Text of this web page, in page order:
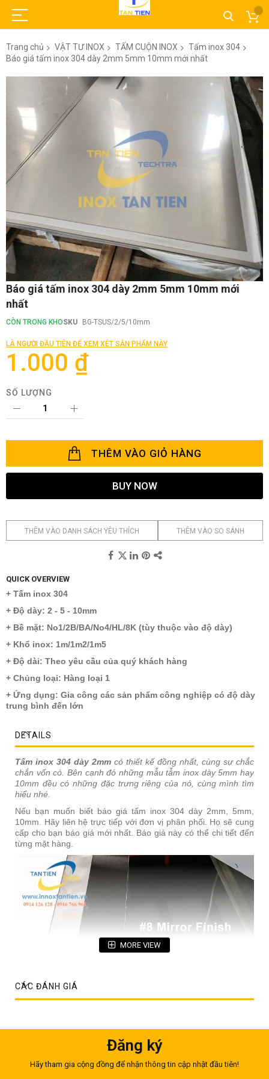
Trang chủ VẬT TƯ INOX TẤM CUỘN INOX
Tấm inox 304
Báo giá tấm inox 304 dày 2mm 5mm 10mm mới nhất
đầu
Chuyển
phần
đầu
của
thư
viện
hình
Báo giá tấm inox 304 dày 2mm 5mm 10mm mới
nhất
CÒN TRONG KHOSKU BG-TSUS/2/5/10mm
LÀ NGƯỜI ĐẦU TIÊN ĐỂ XEM XÉT SẢN PHẨM NÀY
1.000 ₫
SỐ LƯỢNG
THÊM VÀO GIỎ HÀNG
BUY NOW
THÊM VÀO DANH SÁCH YÊU THÍCH THÊM VÀO SO SÁNH
QUICK OVERVIEW
+ Tấm inox 304
+ Độ dày: 2 - 5 - 10mm
+ Bề mặt: No1/2B/BA/No4/HL/8K (tùy thuộc vào độ dày)
+ Khổ inox: 1m/1m2/1m5
+ Độ dài: Theo yêu cầu của quý khách hàng
+ Chủng loại: Hàng loại 1
+ Ứng dụng: Gia công các sản phẩm công nghiệp có độ dày
trung bình đến lớn
DETAILS
Tấm inox 304 dày 2mm có thiết kế đồng nhất, cùng sự chắc
chắn vốn có. Bên cạnh đó những mẫu tẫm inox dày 5mm hay
10mm đều có những đặc trưng riêng của nó, cùng mình tìm
hiểu nhé.
Nếu bạn muốn biết báo giá tấm inox 304 dày 2mm, 5mm,
10mm. Hãy liên hệ trực tiếp với đơn vị phân phối. Họ sẽ cung
cấp cho bạn báo giá mới nhất. Báo giá này có thể chi tiết đến
từng mặt hàng.
Tấm inox 304 dày 2mm
MORE VIEW
CÁC ĐÁNH GIÁ
Đăng ký
Hãy tham gia cộng đồng để nhận thông tin cập nhật đầu tiên!